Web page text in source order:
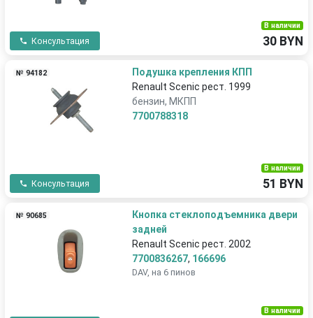
Консультация
В наличии
30 BYN
№ 94182
Подушка крепления КПП
Renault Scenic рест. 1999
бензин, МКПП
7700788318
Консультация
В наличии
51 BYN
№ 90685
Кнопка стеклоподъемника двери
задней
Renault Scenic рест. 2002
7700836267, 166696
DAV, на 6 пинов
В наличии